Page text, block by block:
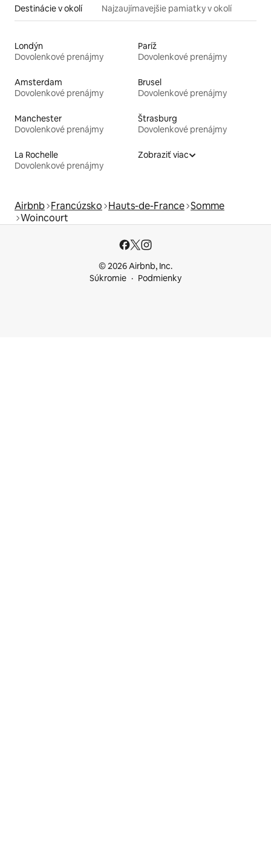
Destinácie v okolí Najzaujímavejšie pamiatky v okolí
Londýn
Dovolenkové prenájmy
Paríž
Dovolenkové prenájmy
Amsterdam
Dovolenkové prenájmy
Brusel
Dovolenkové prenájmy
Manchester
Dovolenkové prenájmy
Štrasburg
Dovolenkové prenájmy
La Rochelle
Dovolenkové prenájmy
Zobraziť viac
Airbnb Francúzsko Hauts-de-France Somme
Woincourt
© 2026 Airbnb, Inc.
Súkromie
Podmienky